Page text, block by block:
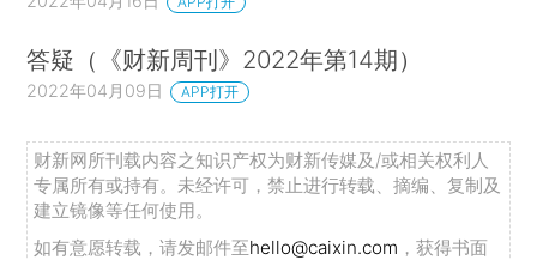
答疑（《财新周刊》2022年第14期）
2022年04月09日 APP打开
财新网所刊载内容之知识产权为财新传媒及/或相关权利人
专属所有或持有。未经许可，禁止进行转载、摘编、复制及
建立镜像等任何使用。
如有意愿转载，请发邮件至hello@caixin.com ，获得书面